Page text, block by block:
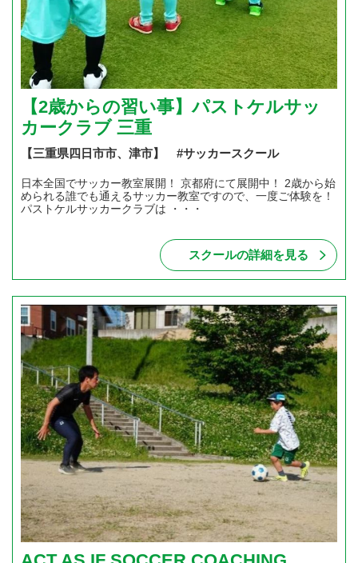
【2歳からの習い事】パストケルサッ
カークラブ 三重
【三重県四日市市、津市】 #サッカースクール
日本全国でサッカー教室展開！ 京都府にて展開中！ 2歳から始
められる誰でも通えるサッカー教室ですので、一度ご体験を！
パストケルサッカークラブは ・・・
スクールの詳細を見る